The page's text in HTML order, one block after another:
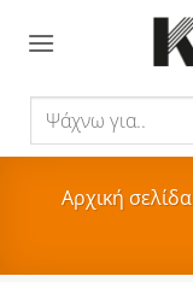
για..
Αρχική σελίδα